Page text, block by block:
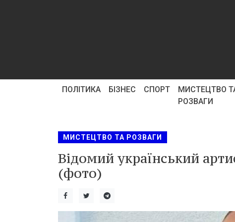
ПОЛІТИКА БІЗНЕС СПОРТ
МИСТЕЦТВО
РОЗВАГИ
МИСТЕЦТВО ТА РОЗВАГИ
Відомий український
(фото)